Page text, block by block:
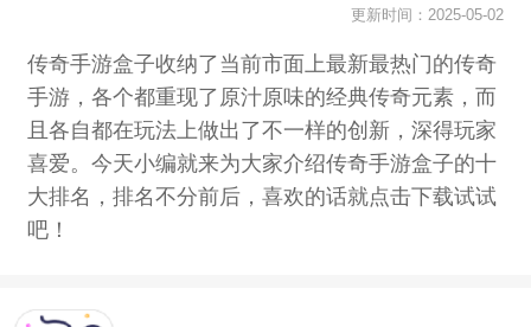
更新时间：2025-05-02
传奇手游盒子收纳了当前市面上最新最热门的传奇
手游，各个都重现了原汁原味的经典传奇元素，而
且各自都在玩法上做出了不一样的创新，深得玩家
喜爱。今天小编就来为大家介绍传奇手游盒子的十
大排名，排名不分前后，喜欢的话就点击下载试试
吧！